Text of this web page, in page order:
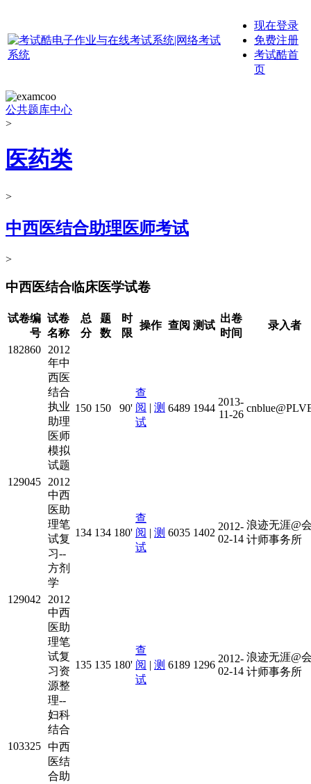
现在登录
免费注册
考试酷首
页
公共题库中心
>
医药类
>
中西医结合助理医师考试
>
中西医结合临床医学试卷
试卷编
号
试卷
名称
总
分
题
数
时
限
操作 查阅 测试
出卷
时间
录入者
182860
2012
年中
西医
结合
执业
助理
医师
模拟
试题
150 150 90'
查
阅 | 测
试
6489 1944
2013-
11-26
129045
2012
中西
医助
理笔
试复
习--
方剂
学
134 134 180'
查
阅 | 测
试
6035 1402
2012-
02-14
浪迹无涯@
计师事务所
129042
2012
中西
医助
理笔
试复
习资
源整
理--
妇科
结合
135 135 180'
查
阅 | 测
试
6189 1296
2012-
02-14
浪迹无涯@
计师事务所
103325 中西
医结
合助